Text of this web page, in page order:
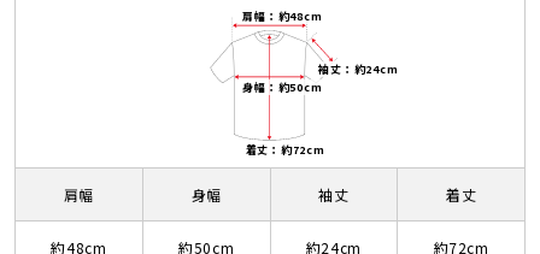
肩幅：約48cm
身幅：約50cm
袖丈：約24cm
着丈：約72cm
肩幅
約48cm
身幅
約50cm
袖丈
約24cm
着丈
約72cm